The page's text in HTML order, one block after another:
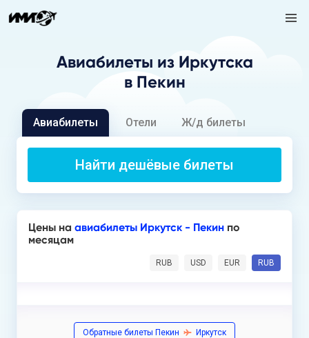
Авиабилеты из Иркутска
в Пекин
Авиабилеты Отели Ж/д билеты
Найти дешёвые билеты
Цены на авиабилеты Иркутск - Пекин по
месяцам
RUB USD EUR RUB
Обратные билеты Пекин Иркутск